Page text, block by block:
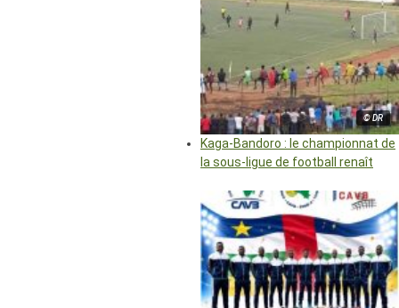
© DR
Kaga-Bandoro : le championnat de
la sous-ligue de football renaît